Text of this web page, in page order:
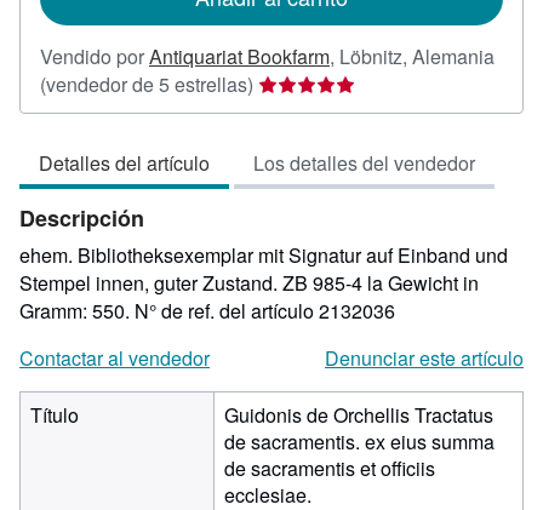
Vendido porAntiquariat Bookfarm, Löbnitz, Alemania
(vendedor de 5 estrellas) Calificación
del
5
de
estrellas
Detalles del artículo Los detalles del vendedor
Descripción
ehem. Bibliotheksexemplar mit Signatur auf Einband und
Stempel innen, guter Zustand. ZB 985-4 la Gewicht in
Gramm: 550. N° de ref. del artículo 2132036
Contactar al vendedor
Denunciar este artículo
Título
Guidonis de Orchellis Tractatus
de sacramentis. ex eius summa
de sacramentis et officiis
ecclesiae.